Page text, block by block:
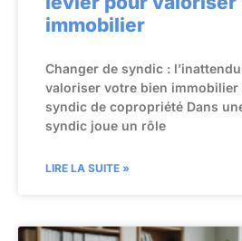
immobilier
Changer de syndic :
valoriser votre bien immobilier
syndic de copropriété Dans
syndic joue un rôle
LIRE LA SUITE »